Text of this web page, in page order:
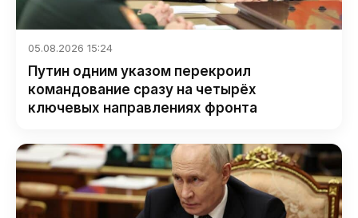
05.08.2026 15:24
Путин одним указом перекроил
командование сразу на четырёх
ключевых направлениях фронта